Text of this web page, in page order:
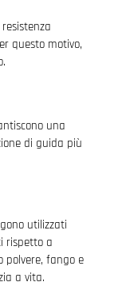
questo motivo,
una
di guida più
utilizzati
rispetto a
fango e
a vita.